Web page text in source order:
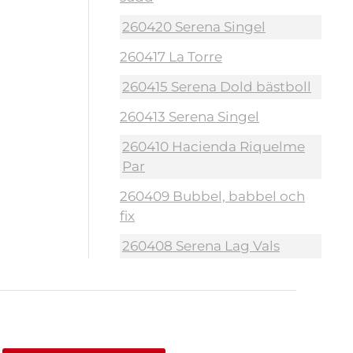
260420 Serena Singel
260417 La Torre
260415 Serena Dold bästboll
260413 Serena Singel
260410 Hacienda Riquelme
Par
260409 Bubbel, babbel och
fix
260408 Serena Lag Vals